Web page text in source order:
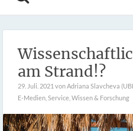
am Strand!?
29. Juli. 2021 von Adriana Slavcheva
E-Medien Service Wissen & Forschung